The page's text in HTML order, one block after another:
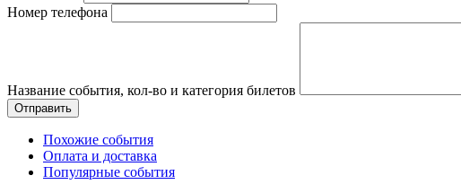
Номер телефона
Название события, кол-во и категория билетов
Похожие события
Оплата и доставка
Популярные события